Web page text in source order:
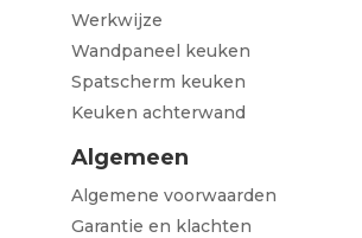
Werkwijze
Wandpaneel keuken
Spatscherm keuken
Keuken achterwand
Algemeen
Algemene voorwaarden
Garantie en klachten